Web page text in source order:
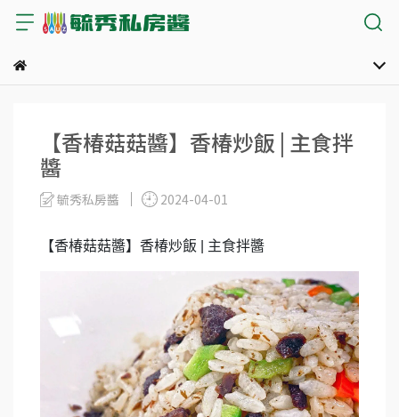
【香椿菇菇醬】香椿炒飯 | 主食拌
醬
毓秀私房醬 2024-04-01
【香椿菇菇醬】香椿炒飯 | 主食拌醬